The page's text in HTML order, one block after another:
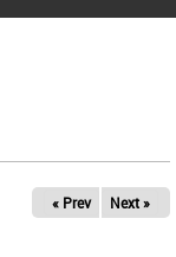
« Prev Next »